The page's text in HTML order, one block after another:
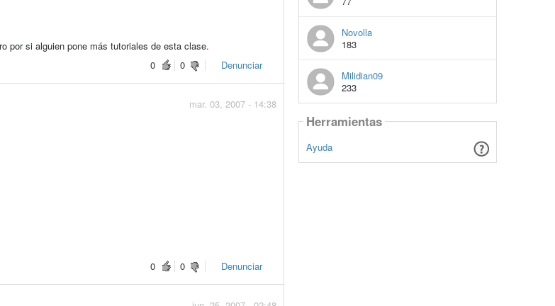
por si alguien pone más tutoriales de esta clase.
0
0 Denunciar
mar. 03, 2007 - 14:38
0
0 Denunciar
Novolla
183
Milidian09
233
Herramientas
Ayuda